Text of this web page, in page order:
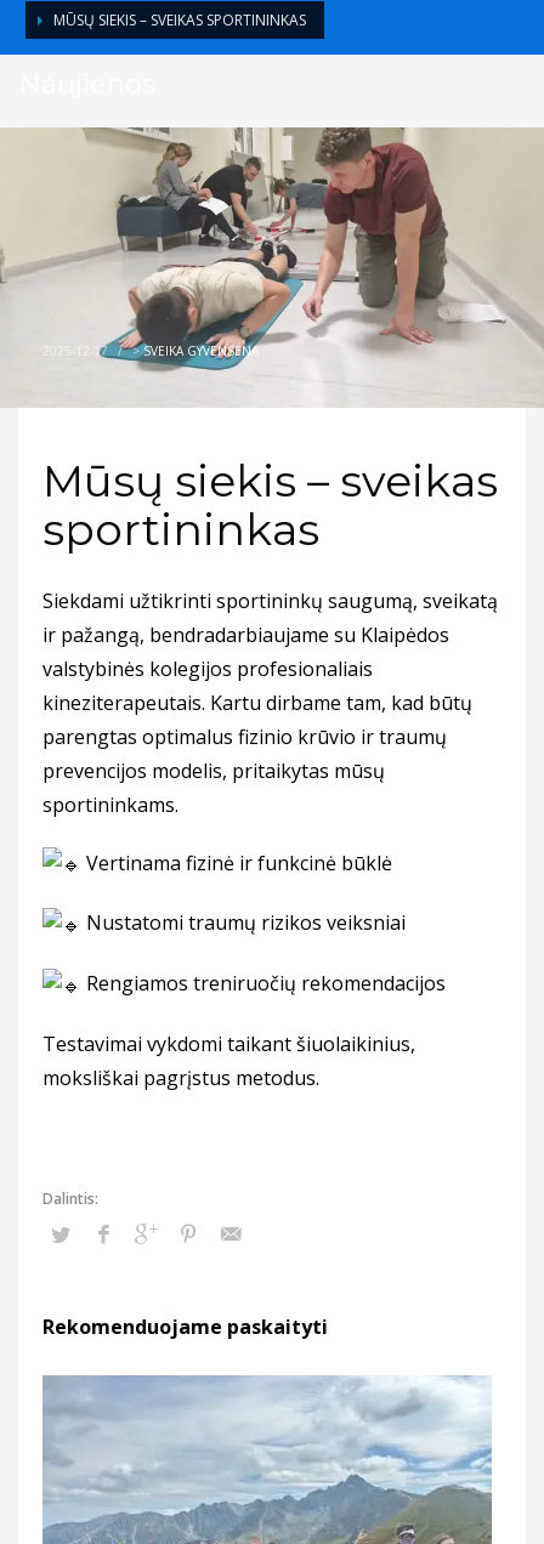
MŪSŲ SIEKIS – SVEIKAS SPORTININKAS
2025-12-17 / >SVEIKA GYVENSENA
Mūsų siekis – sveikas
sportininkas
Siekdami užtikrinti sportininkų saugumą, sveikatą
ir pažangą, bendradarbiaujame su Klaipėdos
valstybinės kolegijos profesionaliais
kineziterapeutais. Kartu dirbame tam, kad būtų
parengtas optimalus fizinio krūvio ir traumų
prevencijos modelis, pritaikytas mūsų
sportininkams.
Vertinama fizinė ir funkcinė būklė
Nustatomi traumų rizikos veiksniai
Rengiamos treniruočių rekomendacijos
Testavimai vykdomi taikant šiuolaikinius,
moksliškai pagrįstus metodus.
Rekomenduojame paskaityti